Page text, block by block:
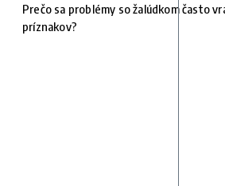
Prečo sa problémy so žalúdkom často
príznakov?